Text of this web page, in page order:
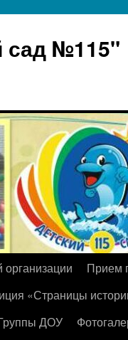
сад №115"
Прием
«Страницы
ДОУ